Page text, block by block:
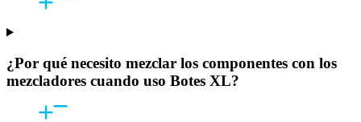
¿Por qué necesito mezclar los componentes con los
mezcladores cuando uso Botes XL?